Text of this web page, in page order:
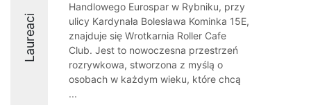
Laureaci
Handlowego Eurospar w Rybniku, przy
ulicy Kardynała Bolesława Kominka 15E,
znajduje się Wrotkarnia Roller Cafe
Club. Jest to nowoczesna przestrzeń
rozrywkowa, stworzona z myślą o
osobach w każdym wieku, które chcą
...